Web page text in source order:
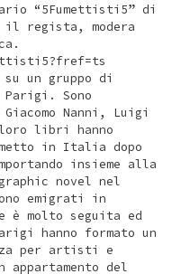
“5Fumettisti5” di
il regista, modera
su un gruppo di
Sono
Nanni, Luigi
libri hanno
in Italia dopo
insieme alla
novel nel
emigrati in
è molto seguita ed
hanno formato un
per artisti e
del